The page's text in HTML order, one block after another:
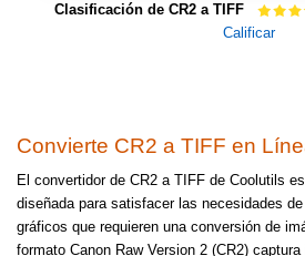
Clasificación de CR2 a TIFF
Calificar
Convierte CR2 a TIFF en
El convertidor de CR2 a TIFF de Coolutils
diseñada para satisfacer las necesidades
gráficos que requieren una conversión de
formato Canon Raw Version 2 (CR2)